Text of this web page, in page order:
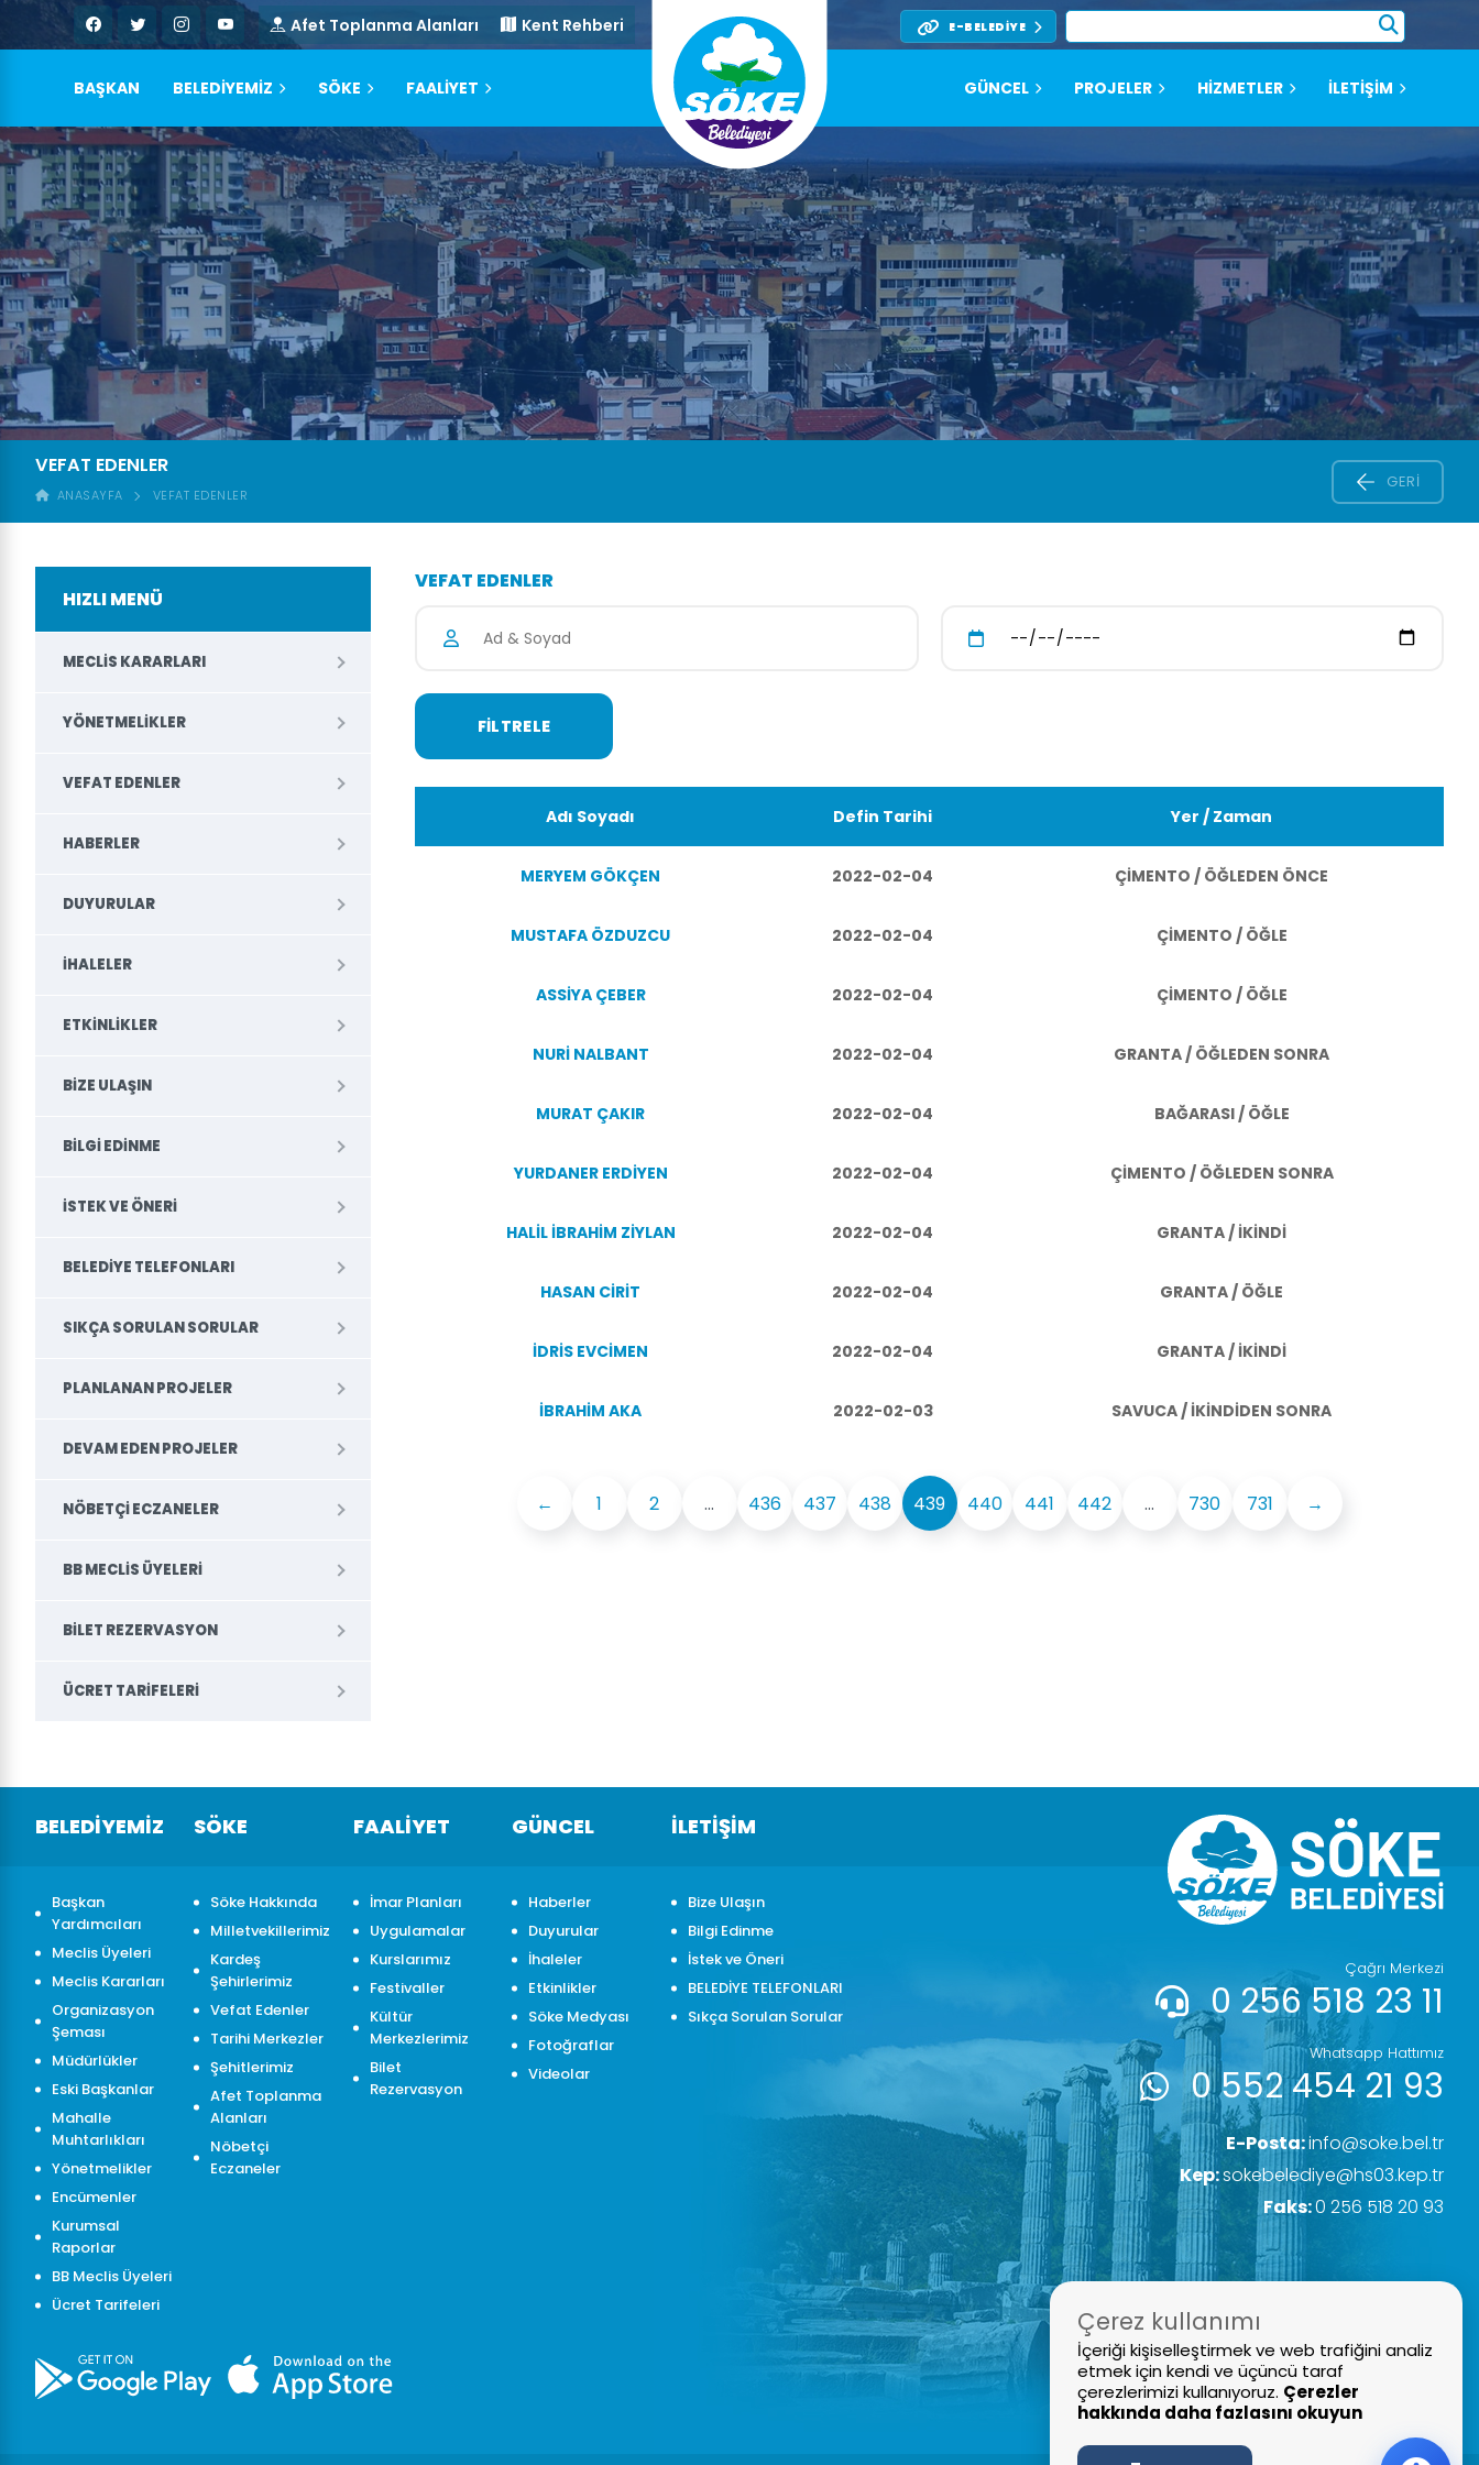
Afet Toplanma Alanları Kent Rehberi E-BELEDIYE
BAŞKAN BELEDİYEMİZ SÖKE FAALİYET GÜNCEL PROJELER HİZMETLER İLETİŞİM
VEFAT EDENLER
ANASAYFA VEFAT EDENLER
GERI
VEFAT EDENLER
Adı Soyadı Defin Tarihi Yer / Zaman
MERYEM GÖKÇEN 2022-02-04 ÇİMENTO / ÖĞLEDEN ÖNCE
MUSTAFA ÖZDUZCU 2022-02-04 ÇİMENTO / ÖĞLE
ASSİYA ÇEBER 2022-02-04 ÇİMENTO / ÖĞLE
NURİ NALBANT 2022-02-04 GRANTA / ÖĞLEDEN SONRA
MURAT ÇAKIR 2022-02-04 BAĞARASI / ÖĞLE
YURDANER ERDİYEN 2022-02-04 ÇİMENTO / ÖĞLEDEN SONRA
HALİL İBRAHİM ZİYLAN 2022-02-04 GRANTA / İKİNDİ
HASAN CİRİT 2022-02-04 GRANTA / ÖĞLE
İDRİS EVCİMEN 2022-02-04 GRANTA / İKİNDİ
İBRAHİM AKA 2022-02-03 SAVUCA / İKİNDİDEN SONRA
← 1 2 ... 436 437 438 439 440 441 442 ... 730 731 →
HIZLI MENÜ
MECLIS KARARLARI
YÖNETMELIKLER
VEFAT EDENLER
HABERLER
DUYURULAR
İHALELER
ETKINLIKLER
BIZE ULAŞIN
BILGI EDINME
İSTEK VE ÖNERI
BELEDİYE TELEFONLARI
SIKÇA SORULAN SORULAR
PLANLANAN PROJELER
DEVAM EDEN PROJELER
NÖBETÇI ECZANELER
BB MECLIS ÜYELERI
BILET REZERVASYON
ÜCRET TARIFELERI
BELEDİYEMİZ
Başkan
Yardımcıları
Meclis Üyeleri
Meclis Kararları
Organizasyon
Şeması
Müdürlükler
Eski Başkanlar
Mahalle
Muhtarlıkları
Yönetmelikler
Encümenler
Kurumsal
Raporlar
BB Meclis Üyeleri
Ücret Tarifeleri
SÖKE
Söke Hakkında
Milletvekillerimiz
Kardeş
Şehirlerimiz
Vefat Edenler
Tarihi Merkezler
Şehitlerimiz
Afet Toplanma
Alanları
Nöbetçi
Eczaneler
FAALİYET
İmar Planları
Uygulamalar
Kurslarımız
Festivaller
Kültür
Merkezlerimiz
Bilet
Rezervasyon
GÜNCEL
Haberler
Duyurular
İhaleler
Etkinlikler
Söke Medyası
Fotoğraflar
Videolar
İLETİŞİM
Bize Ulaşın
Bilgi Edinme
İstek ve Öneri
BELEDİYE TELEFONLARI
Sıkça Sorulan Sorular
Çağrı Merkezi
0 256 518 23 11
Whatsapp Hattımız
0 552 454 21 93
E-Posta:info@soke.bel.tr
Kep:sokebelediye@hs03.kep.tr
Faks:0 256 518 20 93
Çerez kullanımı
İçeriği kişiselleştirmek ve web trafiğini analiz
etmek için kendi ve üçüncü taraf
çerezlerimizi kullanıyoruz. Çerezler
hakkında daha fazlasını okuyun